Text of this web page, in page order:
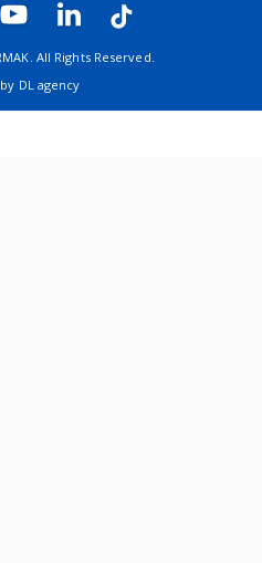
упаковці
All Rights Reserved.
DL agency